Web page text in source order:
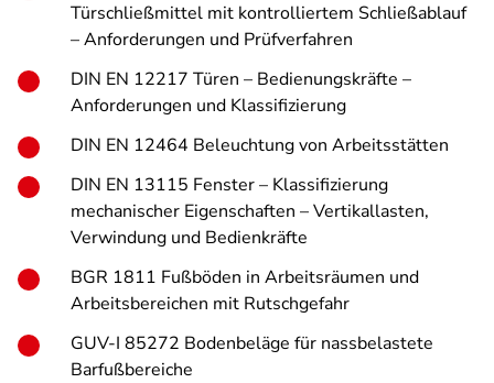
Türschließmittel mit kontrolliertem Schließablauf
– Anforderungen und Prüfverfahren
DIN EN 12217 Türen – Bedienungskräfte –
Anforderungen und Klassifizierung
DIN EN 12464 Beleuchtung von Arbeitsstätten
DIN EN 13115 Fenster – Klassifizierung
mechanischer Eigenschaften – Vertikallasten,
Verwindung und Bedienkräfte
BGR 1811 Fußböden in Arbeitsräumen und
Arbeitsbereichen mit Rutschgefahr
GUV-I 85272 Bodenbeläge für nassbelastete
Barfußbereiche